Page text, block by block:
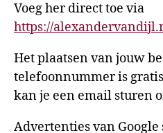
Voeg her direct toe via
https://
Het plaatsen van jouw
telefoonnummer is
kan je een email sturen
Advertenties van